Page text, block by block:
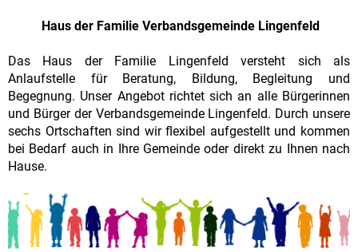
Haus
der
Familie
VG
Lingenfeld
Haus der Familie Verbandsgemeinde Lingenfeld
Das Haus der Familie Lingenfeld versteht sich als
Anlaufstelle für Beratung, Bildung, Begleitung und
Begegnung. Unser Angebot richtet sich an alle Bürgerinnen
und Bürger der Verbandsgemeinde Lingenfeld. Durch unsere
sechs Ortschaften sind wir flexibel aufgestellt und kommen
bei Bedarf auch in Ihre Gemeinde oder direkt zu Ihnen nach
Hause.